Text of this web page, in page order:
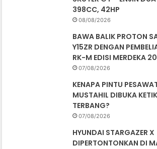
398CC, 42HP
08/08/2026
BAWA BALIK PROTON
Y15ZR DENGAN
RK-M EDISI MERDEKA
07/08/2026
KENAPA PINTU
MUSTAHIL DIBUKA
TERBANG?
07/08/2026
HYUNDAI STARGAZER X
DIPERTONTONKAN DI